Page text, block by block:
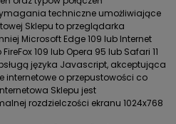
techniczne umożliwiające
Sklepu to przeglądarka
Microsoft Edge 109 lub Internet
FireFox 109 lub Opera 95 lub Safari 11
języka Javascript, akceptująca
internetowe o przepustowości co
Sklepu jest
rozdzielczości ekranu 1024x768